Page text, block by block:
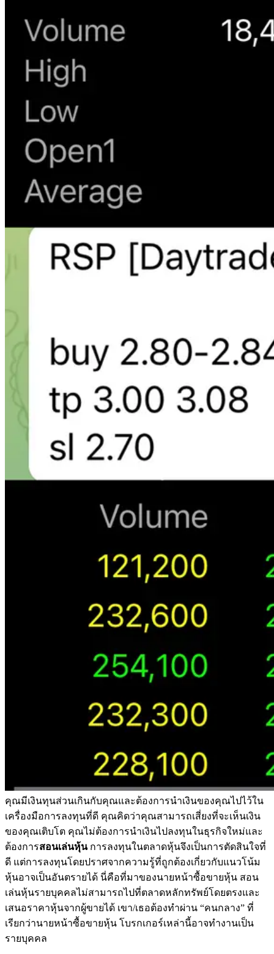
คุณมีเงินทุนส่วนเกินกับคุณและต้องการนำเงินของคุณไปไว้ใน
เครื่องมือการลงทุนที่ดี คุณคิดว่าคุณสามารถเสี่ยงที่จะเห็นเงิน
ของคุณเติบโต คุณไม่ต้องการนำเงินไปลงทุนในธุรกิจใหม่และ
ต้องการสอนเล่นหุ้นการลงทุนในตลาดหุ้นจึงเป็นการตัดสินใจที่
ดี แต่การลงทุนโดยปราศจากความรู้ที่ถูกต้องเกี่ยวกับแนวโน้ม
หุ้นอาจเป็นอันตรายได้ นี่คือที่มาของนายหน้าซื้อขายหุ้น สอน
เล่นหุ้นรายบุคคลไม่สามารถไปที่ตลาดหลักทรัพย์โดยตรงและ
เสนอราคาหุ้นจากผู้ขายได้ เขา/เธอต้องทำผ่าน “คนกลาง” ที่
เรียกว่านายหน้าซื้อขายหุ้น โบรกเกอร์เหล่านี้อาจทำงานเป็น
รายบุคคล